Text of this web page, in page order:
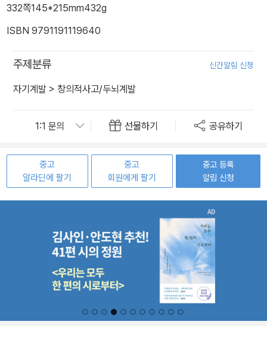
332쪽145*215mm432g
ISBN 9791191119640
주제분류 신간알림 신청
자기계발 > 창의적사고/두뇌계발
선물하기 공유하기
중고
알라딘에 팔기
중고
회원에게 팔기
중고 등록
알림 신청